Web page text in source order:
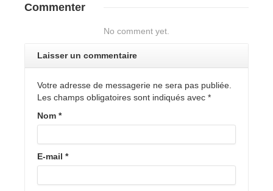
Commenter
No comment yet.
Laisser un commentaire
Votre adresse de messagerie ne sera pas publiée.
Les champs obligatoires sont indiqués avec *
Nom *
E-mail *